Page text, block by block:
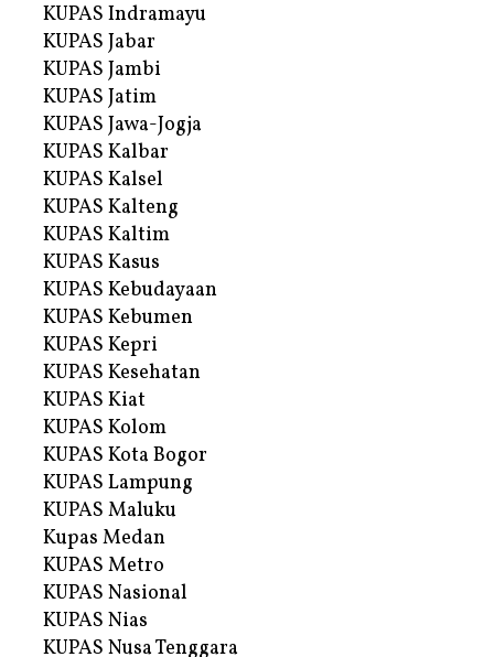
KUPAS Indramayu
KUPAS Jabar
KUPAS Jambi
KUPAS Jatim
KUPAS Jawa-Jogja
KUPAS Kalbar
KUPAS Kalsel
KUPAS Kalteng
KUPAS Kaltim
KUPAS Kasus
KUPAS Kebudayaan
KUPAS Kebumen
KUPAS Kepri
KUPAS Kesehatan
KUPAS Kiat
KUPAS Kolom
KUPAS Kota Bogor
KUPAS Lampung
KUPAS Maluku
Kupas Medan
KUPAS Metro
KUPAS Nasional
KUPAS Nias
KUPAS Nusa Tenggara